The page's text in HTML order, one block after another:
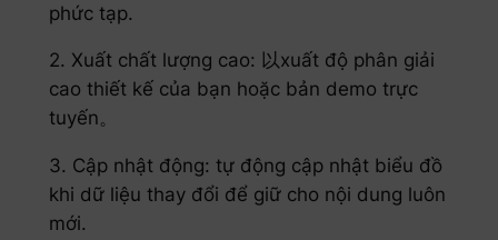
phức tạp.
2. Xuất chất lượng cao: 以xuất độ phân giải
cao thiết kế của bạn hoặc bản demo trực
tuyến。
3. Cập nhật động: tự động cập nhật biểu đồ
khi dữ liệu thay đổi để giữ cho nội dung luôn
mới.